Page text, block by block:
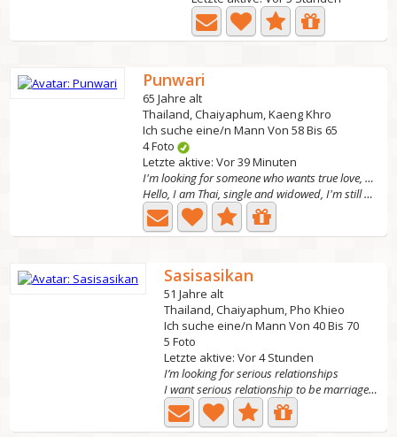
Punwari
65 Jahre alt
Thailand, Chaiyaphum, Kaeng Khro
Ich suche eine/n Mann Von 58 Bis 65
4 Foto
Letzte aktive: Vor 39 Minuten
I'm looking for someone who wants true love, someo
Hello, I am Thai, single and widowed, I'm still strong....
Sasisasikan
51 Jahre alt
Thailand, Chaiyaphum, Pho Khieo
Ich suche eine/n Mann Von 40 Bis 70
5 Foto
Letzte aktive: Vor 4 Stunden
I’m looking for serious relationships
I want serious relationship to be marriage. I am a...